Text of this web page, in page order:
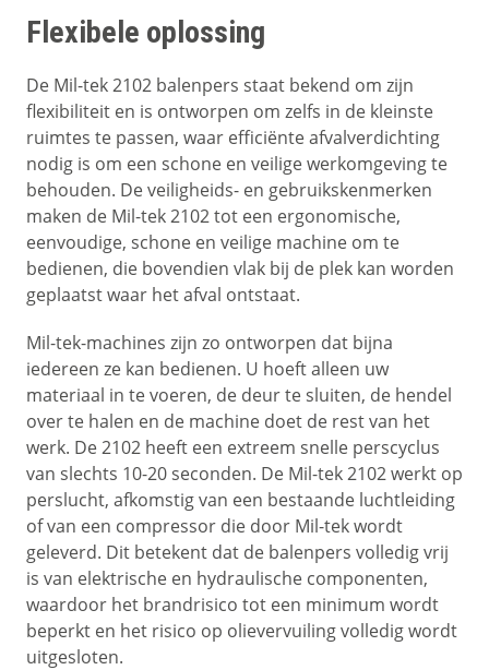
Flexibele oplossing
De Mil-tek 2102 balenpers staat bekend om zijn
flexibiliteit en is ontworpen om zelfs in de kleinste
ruimtes te passen, waar efficiënte afvalverdichting
nodig is om een schone en veilige werkomgeving te
behouden. De veiligheids- en gebruikskenmerken
maken de Mil-tek 2102 tot een ergonomische,
eenvoudige, schone en veilige machine om te
bedienen, die bovendien vlak bij de plek kan worden
geplaatst waar het afval ontstaat.
Mil-tek-machines zijn zo ontworpen dat bijna
iedereen ze kan bedienen. U hoeft alleen uw
materiaal in te voeren, de deur te sluiten, de hendel
over te halen en de machine doet de rest van het
werk. De 2102 heeft een extreem snelle perscyclus
van slechts 10-20 seconden. De Mil-tek 2102 werkt op
perslucht, afkomstig van een bestaande luchtleiding
of van een compressor die door Mil-tek wordt
geleverd. Dit betekent dat de balenpers volledig vrij
is van elektrische en hydraulische componenten,
waardoor het brandrisico tot een minimum wordt
beperkt en het risico op olievervuiling volledig wordt
uitgesloten.